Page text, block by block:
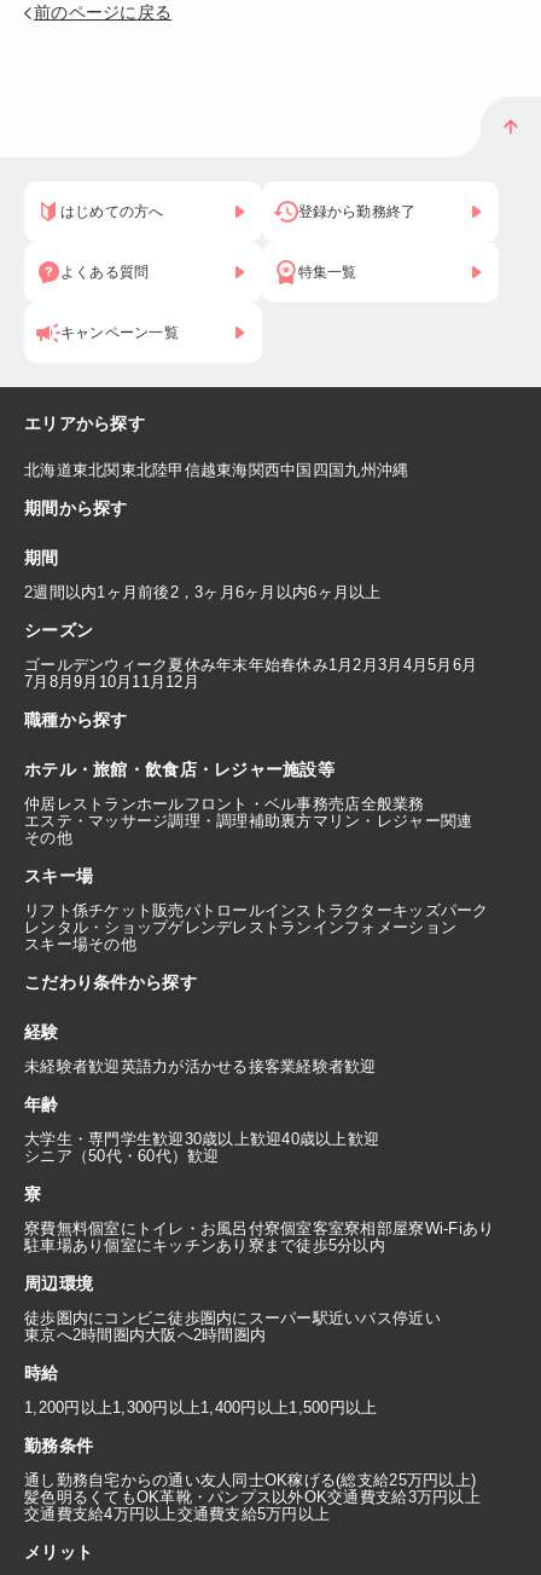
前のページに戻る
はじめての方へ 登録から勤務終了
よくある質問 特集一覧
キャンペーン一覧
エリアから探す
北海道東北関東北陸甲信越東海関西中国 四国九州沖縄
期間から探す
期間
2週間以内1ヶ月前後 2，3ヶ月 6ヶ月以内6ヶ月以上
シーズン
ゴールデンウィーク 夏休み年末年始春休み1月 2月3月 4月5月 6月
7月 8月9月 10月 11月 12月
職種から探す
ホテル・旅館・飲食店・レジャー施設等
仲居 レストランホールフロント・ベル事務売店全般業務
エステ・マッサージ調理・調理補助裏方マリン・レジャー関連
その他
スキー場
リフト係チケット販売パトロールインストラクターキッズパーク
レンタル・ショップゲレンデレストラン インフォメーション
スキー場その他
こだわり条件から探す
経験
未経験者歓迎英語力が活かせる接客業経験者歓迎
年齢
大学生・専門学生歓迎30歳以上歓迎40歳以上歓迎
シニア（50代・60代）歓迎
寮
寮費無料個室にトイレ・お風呂付寮個室客室寮相部屋寮Wi-Fiあり
駐車場あり個室にキッチンあり 寮まで徒歩5分以内
周辺環境
徒歩圏内にコンビニ徒歩圏内にスーパー駅近いバス停近い
東京へ2時間圏内大阪へ2時間圏内
時給
1,200円以上1,300円以上1,400円以上1,500円以上
勤務条件
通し勤務自宅からの通い友人同士OK稼げる(総支給25万円以上)
髪色明るくてもOK革靴・パンプス以外OK交通費支給3万円以上
交通費支給4万円以上交通費支給5万円以上
メリット